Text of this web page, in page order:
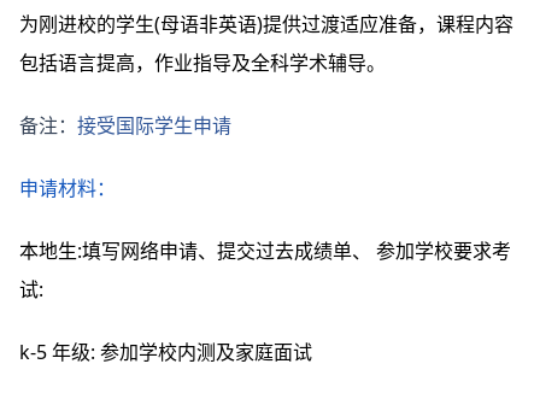
为刚进校的学生(母语非英语)提供过渡适应准备，课程内容
包括语言提高，作业指导及全科学术辅导。
备注： 接受国际学生申请
申请材料：
本地生:填写网络申请、提交过去成绩单、 参加学校要求考
试:
k-5 年级: 参加学校内测及家庭面试